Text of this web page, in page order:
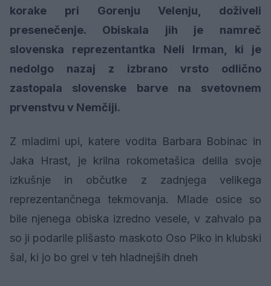
korake pri Gorenju Velenju, doživeli
presenečenje. Obiskala jih je namreč
slovenska reprezentantka Neli Irman, ki je
nedolgo nazaj z izbrano vrsto odlično
zastopala slovenske barve na svetovnem
prvenstvu v Nemčiji.
Z mladimi upi, katere vodita Barbara Bobinac in
Jaka Hrast, je krilna rokometašica delila svoje
izkušnje in občutke z zadnjega velikega
reprezentančnega tekmovanja. Mlade osice so
bile njenega obiska izredno vesele, v zahvalo pa
so ji podarile plišasto maskoto Oso Piko in klubski
šal, ki jo bo grel v teh hladnejših dneh